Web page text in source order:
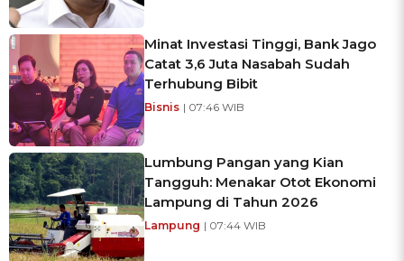
Minat Investasi Tinggi, Bank Jago
Catat 3,6 Juta Nasabah Sudah
Terhubung Bibit
Bisnis | 07:46 WIB
Lumbung Pangan yang Kian
Tangguh: Menakar Otot Ekonomi
Lampung di Tahun 2026
Lampung | 07:44 WIB